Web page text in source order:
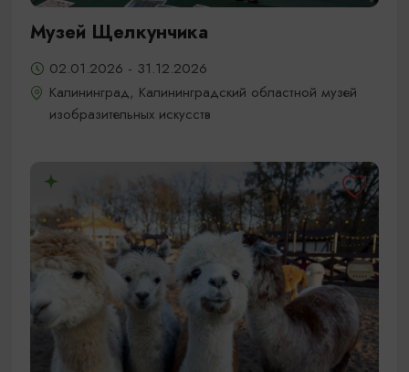
Музей Щелкунчика
02.01.2026 - 31.12.2026
Калининград, Калининградский областной музей
изобразительных искусств